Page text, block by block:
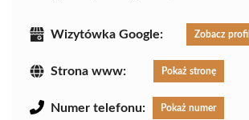
Wizytówka Google: Zobacz profil
Strona www: Pokaż stronę
Numer telefonu: Pokaż numer